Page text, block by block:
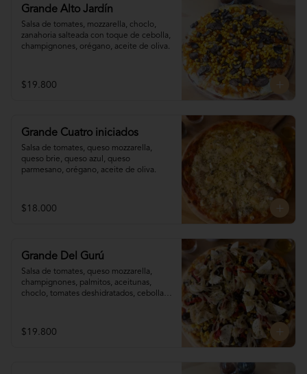
Grande Alto Jardín
Salsa de tomates, mozzarella, choclo,
zanahoria salteada con toque de cebolla,
champignones, orégano, aceite de oliva.
$19.800
Grande Cuatro iniciados
Salsa de tomates, queso mozzarella,
queso brie, queso azul, queso
parmesano, orégano, aceite de oliva.
$18.000
Grande Del Gurú
Salsa de tomates, queso mozzarella,
champignones, palmitos, aceitunas,
choclo, tomates deshidratados, cebolla
$19.800